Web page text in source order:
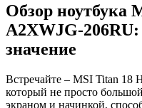
IPS,
Intel
Core
Ultra
9
DDR5
64ГБ,
Обзор ноутбука
A2XWJG-206RU:
значение
Встречайте – MSI Titan 18
который не просто
экраном и начинкой,